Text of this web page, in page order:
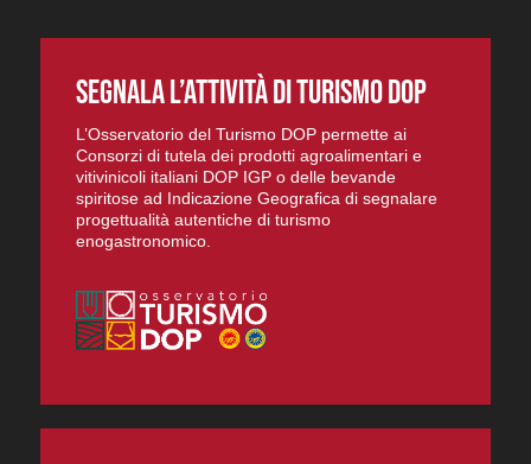
SEGNALA L’ATTIVITÀ DI TURISMO DOP
L’Osservatorio del Turismo DOP permette ai
Consorzi di tutela dei prodotti agroalimentari e
vitivinicoli italiani DOP IGP o delle bevande
spiritose ad Indicazione Geografica di segnalare
progettualità autentiche di turismo
enogastronomico.